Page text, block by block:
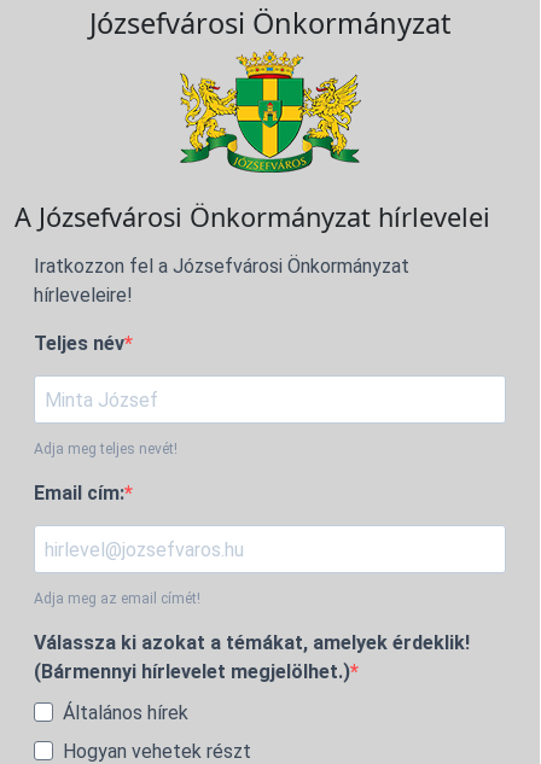
Józsefvárosi Önkormányzat
A Józsefvárosi Önkormányzat hírlevelei
Iratkozzon fel a Józsefvárosi Önkormányzat
hírleveleire!
Teljes név
Adja meg teljes nevét!
Email cím:
Adja meg az email címét!
Válassza ki azokat a témákat, amelyek érdeklik!
(Bármennyi hírlevelet megjelölhet.)
Általános hírek
Hogyan vehetek részt